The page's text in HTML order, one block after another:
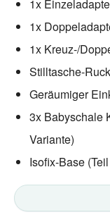
1x
1x
1x Kreuz-/
Stilltasche-
Geräumiger
3x Babyschale
Variante)
Isofix-Base